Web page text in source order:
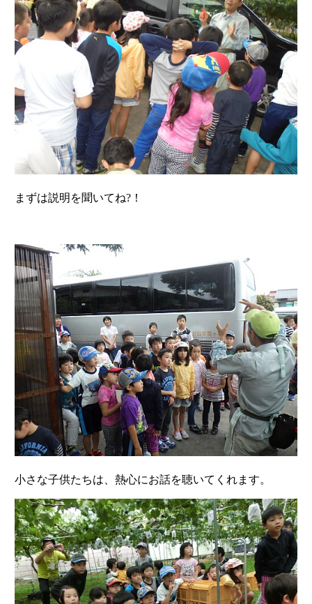
まずは説明を聞いてね?！
小さな子供たちは、熱心にお話を聴いてくれます。